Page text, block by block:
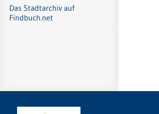
Das Stadtarchiv auf
Findbuch.net